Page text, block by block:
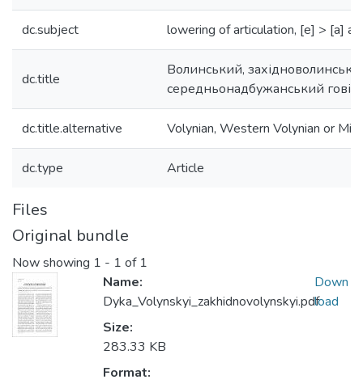
dc.subject lowering of articulation, [е] > [a]
dc.title
Волинський,
середньонадбужанський
dc.title.alternative Volynian, Western Volynian or
dc.type Article
Files
Original bundle
Now showing 1 - 1 of 1
Name:
Dyka_Volynskyi_zakhidnovolynskyi.pdf
Size:
283.33 KB
Format:
Down
load